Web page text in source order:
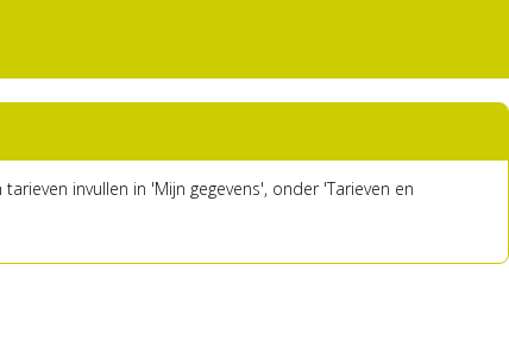
invullen in 'Mijn gegevens', onder 'Tarieven en